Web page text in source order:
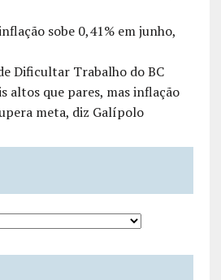
sobe 0,41% em junho,
Dificultar Trabalho do BC
altos que pares, mas inflação
meta, diz Galípolo